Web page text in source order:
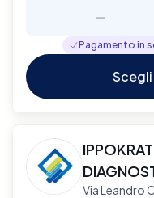
-
Pagamento in
Via Leandro